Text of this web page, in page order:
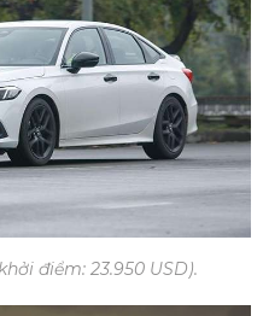
điểm: 23.950 USD).